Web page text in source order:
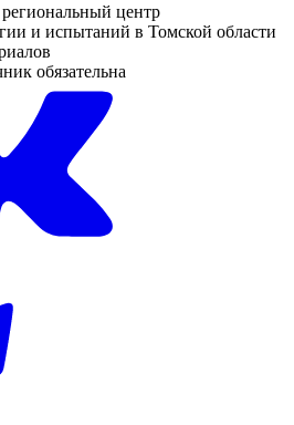
центр
и испытаний в Томской области
обязательна